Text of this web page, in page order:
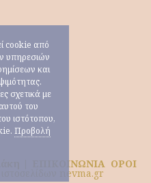
| ΕΠΙΚΟΙΝΩΝΙΑ ΟΡΟΙ
ιστοσελίδων nevma.gr
cookie από
υπηρεσιών
και
σχετικά με
του
ιστότοπου,
Προβολή